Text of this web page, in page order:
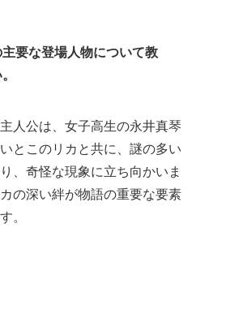
主要な登場人物について教
主人公は、女子高生の永井真琴
とこのリカと共に、謎の多い
、奇怪な現象に立ち向かいま
の深い絆が物語の重要な要素
。